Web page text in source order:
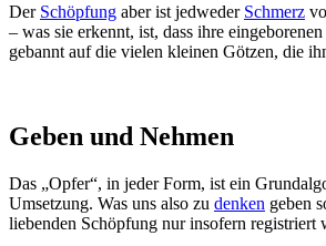
Der Schöpfung aber ist jedweder Schmerz
– was sie erkennt, ist, dass ihre eingeborenen
gebannt auf die vielen kleinen Götzen, die
Geben und Nehmen
Das „Opfer“, in jeder Form, ist ein
Umsetzung. Was uns also zu denken geben
liebenden Schöpfung nur insofern registriert